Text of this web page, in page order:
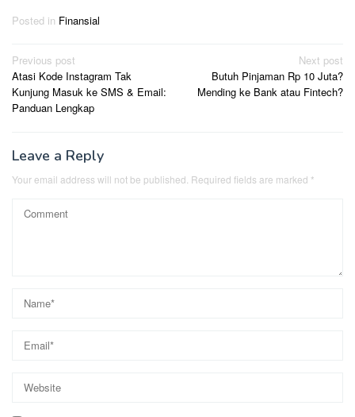
Posted in Finansial
Post
navigation
Previous post
Atasi Kode Instagram Tak
Kunjung Masuk ke SMS & Email:
Panduan Lengkap
Next post
Butuh Pinjaman Rp 10 Juta?
Mending ke Bank atau Fintech?
Leave a Reply
Your email address will not be published. Required fields are marked *